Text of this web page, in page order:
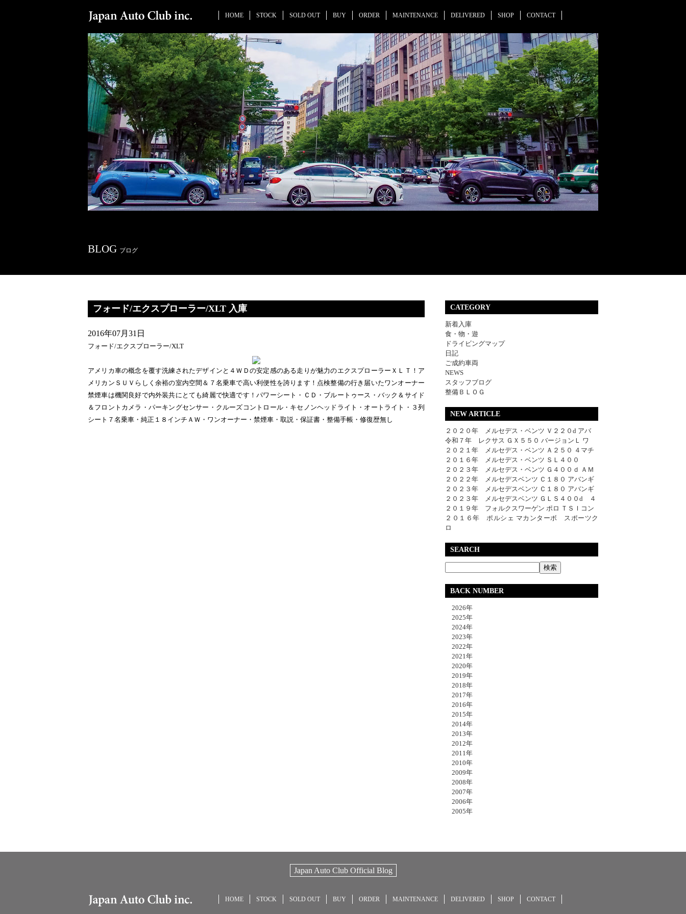
HOME STOCK SOLD OUT BUY ORDER MAINTENANCE DELIVERED SHOP CONTACT
BLOG ブログ
フォード/エクスプローラー/XLT 入庫
2016年07月31日
フォード/エクスプローラー/XLT
アメリカ車の概念を覆す洗練されたデザインと４ＷＤの安定感のある走りが魅力のエクスプローラーＸＬＴ！ア
メリカンＳＵＶらしく余裕の室内空間＆７名乗車で高い利便性を誇ります！点検整備の行き届いたワンオーナー
禁煙車は機関良好で内外装共にとても綺麗で快適です！パワーシート・ＣＤ・ブルートゥース・バック＆サイド
＆フロントカメラ・パーキングセンサー・クルーズコントロール・キセノンヘッドライト・オートライト・３列
シート７名乗車・純正１８インチＡＷ・ワンオーナー・禁煙車・取説・保証書・整備手帳・修復歴無し
CATEGORY
新着入庫
食・物・遊
ドライビングマップ
日記
ご成約車両
NEWS
スタッフブログ
整備ＢＬＯＧ
NEW ARTICLE
２０２０年 メルセデス・ベンツ Ｖ２２０d アバ
令和７年 レクサス ＧＸ５５０ バージョンＬ ワ
２０２１年 メルセデス・ベンツ Ａ２５０ ４マチ
２０１６年 メルセデス・ベンツ ＳＬ４００
２０２３年 メルセデス・ベンツ Ｇ４００ｄ ＡＭ
２０２２年 メルセデスベンツ Ｃ１８０ アバンギ
２０２３年 メルセデスベンツ Ｃ１８０ アバンギ
２０２３年 メルセデスベンツ ＧＬＳ４００d ４
２０１９年 フォルクスワーゲン ポロ ＴＳＩコン
２０１６年 ポルシェ マカンターボ スポーツク
ロ
SEARCH
BACK NUMBER
2026年
2025年
2024年
2023年
2022年
2021年
2020年
2019年
2018年
2017年
2016年
2015年
2014年
2013年
2012年
2011年
2010年
2009年
2008年
2007年
2006年
2005年
Japan Auto Club Official Blog
HOME STOCK SOLD OUT BUY ORDER MAINTENANCE DELIVERED SHOP CONTACT